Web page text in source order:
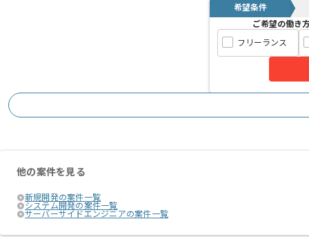
希望条件
ご希望の働き
フリーランス
他の案件を見る
新規開発の案件一覧
システム開発の案件一覧
サーバーサイドエンジニアの案件一覧